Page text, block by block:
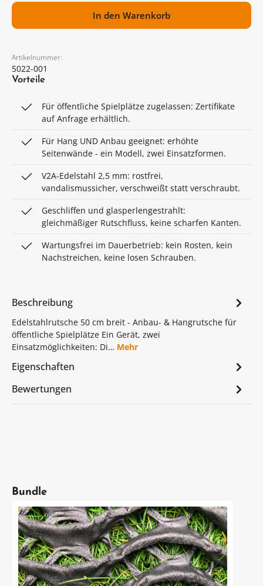
In den Warenkorb
Artikelnummer:
5022-001
Vorteile
Für öffentliche Spielplätze zugelassen: Zertifikate
auf Anfrage erhältlich.
Für Hang UND Anbau geeignet: erhöhte
Seitenwände - ein Modell, zwei Einsatzformen.
V2A-Edelstahl 2,5 mm: rostfrei,
vandalismussicher, verschweißt statt verschraubt.
Geschliffen und glasperlengestrahlt:
gleichmäßiger Rutschfluss, keine scharfen Kanten.
Wartungsfrei im Dauerbetrieb: kein Rosten, kein
Nachstreichen, keine losen Schrauben.
Beschreibung
Edelstahlrutsche 50 cm breit - Anbau- & Hangrutsche für
öffentliche Spielplätze Ein Gerät, zwei
Einsatzmöglichkeiten: Di… Mehr
Eigenschaften
Bewertungen
Artikelgalerie überspringen
Bundle